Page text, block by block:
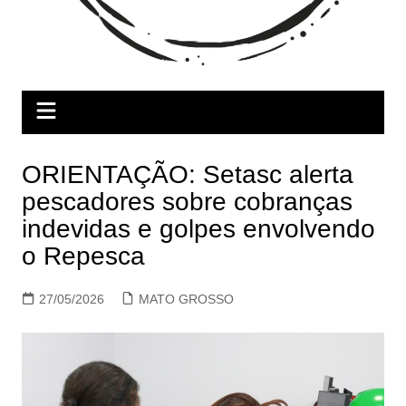
ORIENTAÇÃO: Setasc alerta
pescadores sobre cobranças
indevidas e golpes envolvendo
o Repesca
27/05/2026 MATO GROSSO